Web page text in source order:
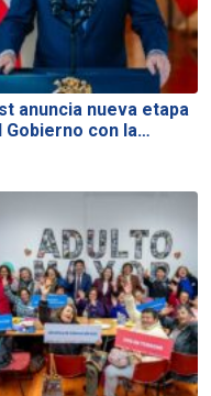
anuncia nueva etapa
Gobierno con la…